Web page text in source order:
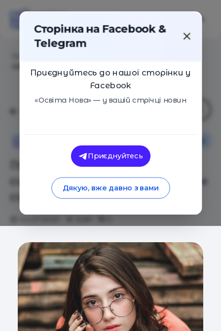
Глаза в глаза: как
синхронизироваться с мозгом
собеседника
Сторінка на Facebook &
Telegram
Приєднуйтесь до нашої сторінки у
Facebook
«Освіта Нова» — у вашій стрічці новин
Приєднуйтесь
Дякую, вже давно з вами